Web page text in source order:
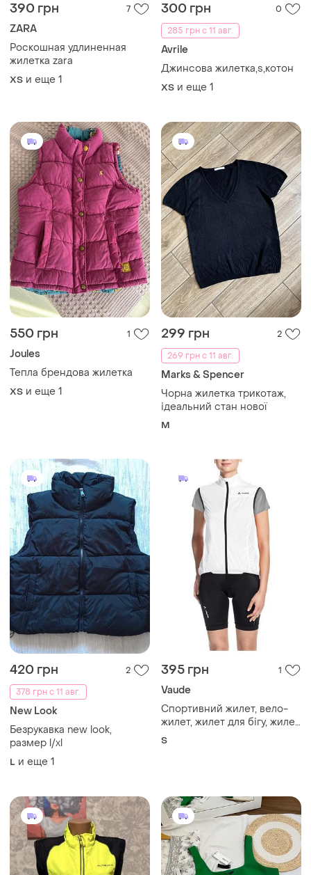
390 грн 7
ZARA
Роскошная удлиненная
жилетка zara
ХS и еще 1
300 грн
0
285 грн с 11 авг.
Avrile
Джинсова жилетка,s,котон
ХS и еще 1
550 грн 1
Joules
Тепла брендова жилетка
ХS и еще 1
299 грн
2
269 грн с 11 авг.
Marks & Spencer
Чорна жилетка трикотаж,
ідеальний стан нової
M
420 грн
2
378 грн с 11 авг.
New Look
Безрукавка new look,
размер l/xl
L и еще 1
395 грн 1
Vaude
Спортивний жилет, вело-
жилет, жилет для бігу, жилет
vaude p. s
S